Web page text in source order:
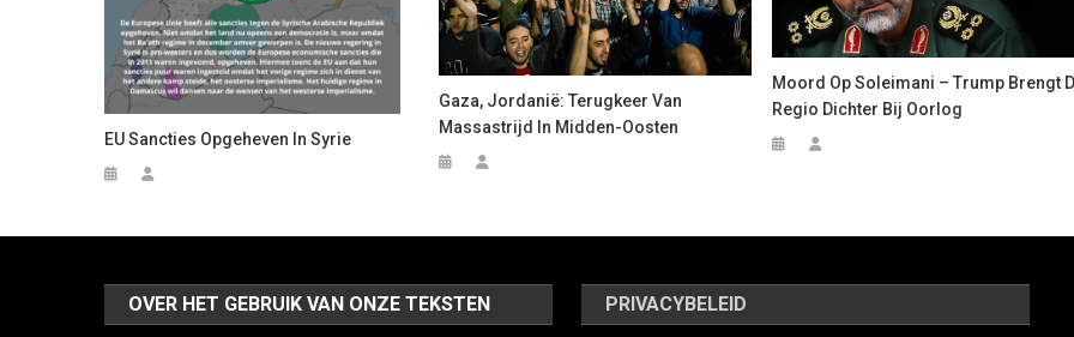
EU Sancties Opgeheven In Syrie
Gaza, Jordanië: Terugkeer Van
Massastrijd In Midden-Oosten
Moord Op Soleimani – Trump Brengt
Regio Dichter Bij Oorlog
OVER HET GEBRUIK VAN ONZE TEKSTEN PRIVACYBELEID